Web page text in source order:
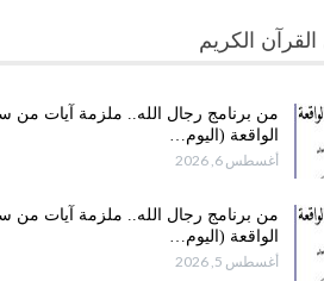
الكريم
من برنامج رجال الله.. ملزمة آيات من
الواقعة (اليوم…
أغسطس 6, 2026
من برنامج رجال الله.. ملزمة آيات من
الواقعة (اليوم…
أغسطس 5, 2026